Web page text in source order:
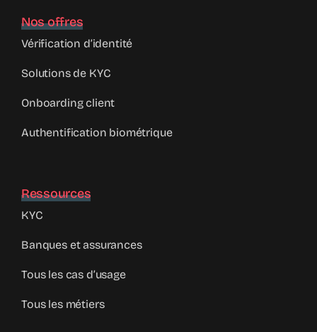
Nos offres
Vérification d’identité
Solutions de KYC
Onboarding client
Authentification biométrique
Ressources
KYC
Banques et assurances
Tous les cas d’usage
Tous les métiers